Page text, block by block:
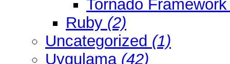
Tornado
Ruby (2)
Uncategorized (1)
Uygulama (42)